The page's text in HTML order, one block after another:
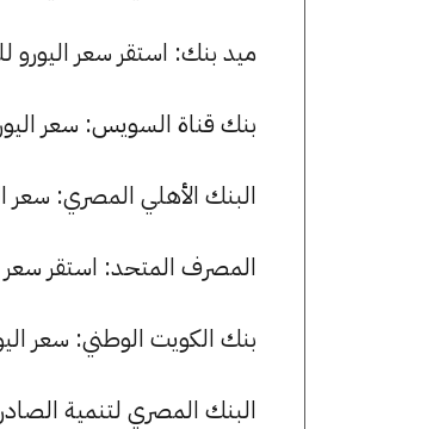
ميد بنك: استقر سعر اليورو للشراء عند 52.97 جنيها،
بنك قناة السويس: سعر اليورو الآن 53.03 جنيها للشراء
البنك الأهلي المصري: سعر اليورو الآن 53.01 جنيها
المصرف المتحد: استقر سعر اليورو للشراء عند
بنك الكويت الوطني: سعر اليورو للشراء هو 53.01
البنك المصري لتنمية الصادرات: سجل سعر